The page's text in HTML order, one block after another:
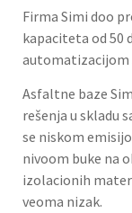
Firma Simi doo
kapaciteta od 50
automatizacijom
Asfaltne baze
rešenja u skladu
se niskom
nivoom buke na
izolacionih
veoma nizak.